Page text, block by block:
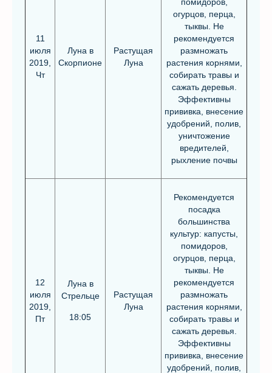
11
июля
2019,
Чт
Луна в
Скорпионе
Растущая
Луна
огурцов, перца,
тыквы. Не
рекомендуется
размножать
растения корнями,
собирать травы и
сажать деревья.
Эффективны
прививка, внесение
удобрений, полив,
уничтожение
вредителей,
рыхление почвы
12
июля
2019,
Пт
Луна в
Стрельце
18:05
Растущая
Луна
Рекомендуется
посадка
большинства
культур: капусты,
помидоров,
огурцов, перца,
тыквы. Не
рекомендуется
размножать
растения корнями,
собирать травы и
сажать деревья.
Эффективны
прививка, внесение
удобрений, полив,